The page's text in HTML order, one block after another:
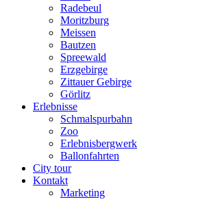
Radebeul
Moritzburg
Meissen
Bautzen
Spreewald
Erzgebirge
Zittauer Gebirge
Görlitz
Erlebnisse
Schmalspurbahn
Zoo
Erlebnisbergwerk
Ballonfahrten
City tour
Kontakt
Marketing